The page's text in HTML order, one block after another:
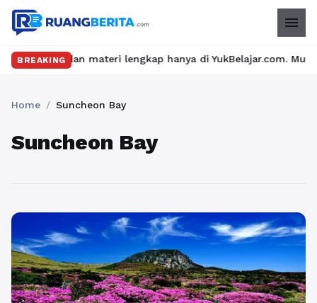
menu
BREAKING
dan materi lengkap hanya di YukBelajar.com. Mulai
Home / Suncheon Bay
Suncheon Bay